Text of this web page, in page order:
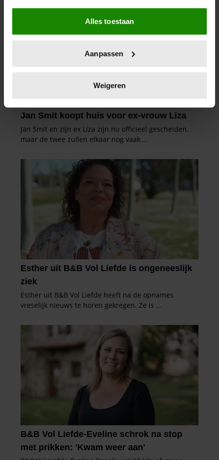
Als u het toestaat, willen we ook graag:
Informatie verzamelen over uw geografische
locatie, die tot een paar meter nauwkeurig kan zijn
scannen op specifieke eigenschappen (fingerprinting)
verwerkt en stel uw voorkeuren in het
intrekken in de Cookieverklaring.
We gebruiken cookies om content en advertenties te
personaliseren, om functies voor social media te bieden
informatie over uw gebruik van onze site met onze
partners voor social media, adverteren en analyse. Deze
partners kunnen deze gegevens combineren met andere
informatie die u aan ze heeft verstrekt of die ze hebben
verzameld op basis van uw gebruik van hun services. U
gaat akkoord met onze cookies als u onze website blijft
gebruiken.
Alles toestaan
Aanpassen
Weigeren